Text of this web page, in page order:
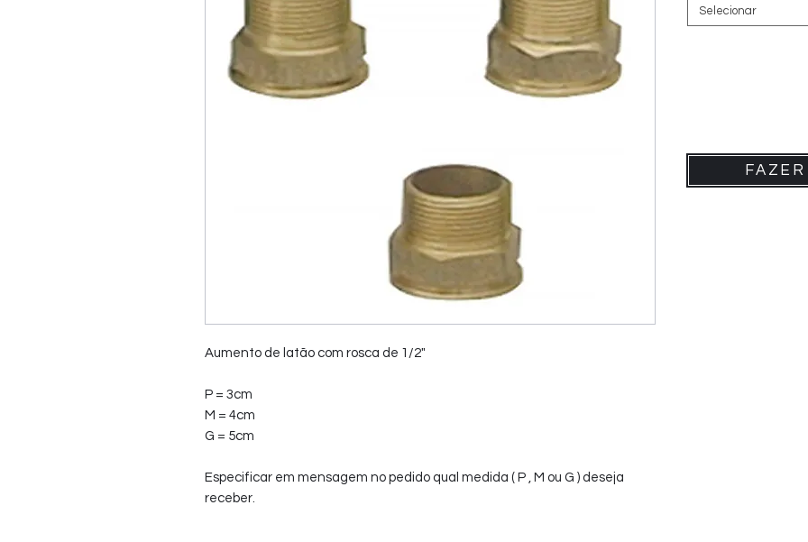
Aumento de latão com rosca de 1/2"
P = 3cm
M = 4cm
G = 5cm
Especificar em mensagem no pedido qual medida ( P , M ou G ) deseja
receber.
Selecionar